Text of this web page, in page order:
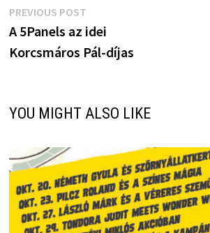
Bejegyzés
navigáció
PREVIOUS POSTPrevious
post:
A 5Panels az idei
Korcsmáros Pál-díjas
YOU MIGHT ALSO LIKE